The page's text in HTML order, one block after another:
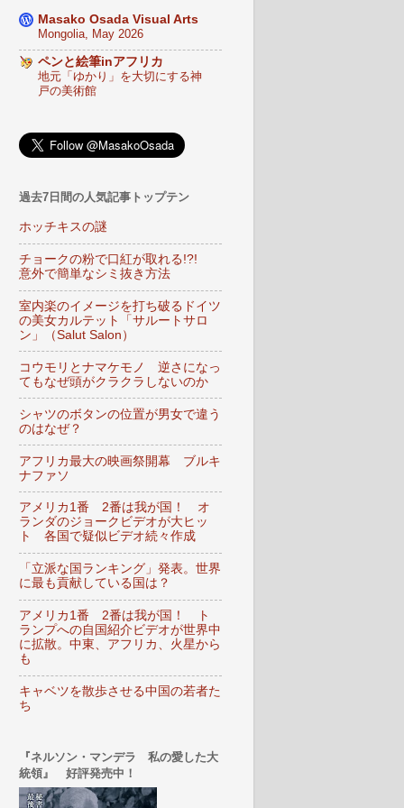
Masako Osada Visual Arts
Mongolia, May 2026
ペンと絵筆inアフリカ
地元「ゆかり」を大切にする神
戸の美術館
過去7日間の人気記事トップテン
ホッチキスの謎
チョークの粉で口紅が取れる!?!
意外で簡単なシミ抜き方法
室内楽のイメージを打ち破るドイツ
の美女カルテット「サルートサロ
ン」（Salut Salon）
コウモリとナマケモノ 逆さになっ
てもなぜ頭がクラクラしないのか
シャツのボタンの位置が男女で違う
のはなぜ？
アフリカ最大の映画祭開幕 ブルキ
ナファソ
アメリカ1番 2番は我が国！ オ
ランダのジョークビデオが大ヒッ
ト 各国で疑似ビデオ続々作成
「立派な国ランキング」発表。世界
に最も貢献している国は？
アメリカ1番 2番は我が国！ ト
ランプへの自国紹介ビデオが世界中
に拡散。中東、アフリカ、火星から
も
キャベツを散歩させる中国の若者た
ち
『ネルソン・マンデラ 私の愛した大
統領』 好評発売中！